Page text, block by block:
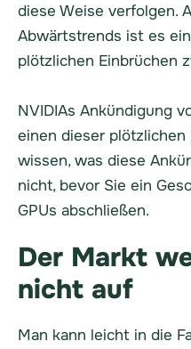
diese Weise verfolgen.
Abwärtstrends ist es
plötzlichen Einbrüchen
NVIDIAs Ankündigung
einen dieser plötzlichen
wissen, was diese
nicht, bevor Sie ein
GPUs abschließen.
Der Markt
nicht auf
Man kann leicht in die